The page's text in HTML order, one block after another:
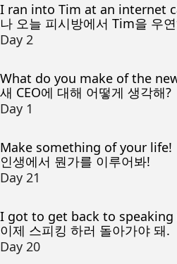
I ran into Tim at an internet
나 오늘 피시방에서 Tim을 우
Day 2
What do you make of the
새 CEO에 대해 어떻게 생각해?
Day 1
Make something of your life!
인생에서 뭔가를 이루어봐!
Day 21
I got to get back to speaking
이제 스피킹 하러 돌아가야 돼.
Day 20